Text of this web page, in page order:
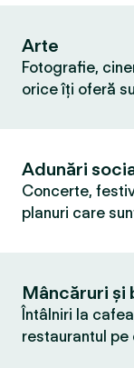
Arte
Fotografie,
orice îți oferă
Adunări
Concerte,
planuri care
Mâncăruri și
Întâlniri la
restaurantul